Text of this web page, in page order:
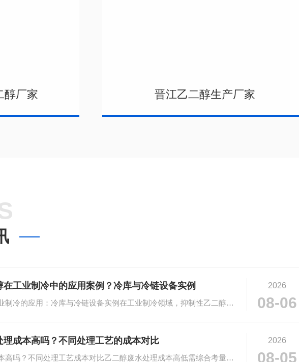
醇厂家 晋江乙二醇生产厂家
工业制冷中的应用案例？冷库与冷链设备实例
# 抑制性乙二醇在工业制冷的应用：冷库与冷链设备实例在工业制冷领域，抑制性乙二醇凭···
2026
08-06
理成本高吗？不同处理工艺的成本对比​
# 乙二醇废水处理成本高吗？不同处理工艺成本对比乙二醇废水处理成本高低需综合考量多···
2026
08-05